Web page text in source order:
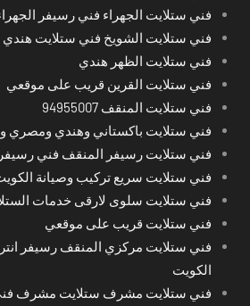
فني ستلايت الجهراء فني رسيفر
فني ستلايت الشويخ فني ستلايت هندي
فني ستلايت الظهر هندي
فني ستلايت القرين قريب على موقعي
فني ستلايت المنقف 94955007
فني ستلايت باكستاني وهندي ومصري
فني ستلايت رسيفر المنقف فني
فني ستلايت سريع تركيب وصيانة
فني ستلايت سلوى لارقى خدمات
فني ستلايت قريب على موقعي
الكويت
فني ستلايت مشرف ستلايت مشرف